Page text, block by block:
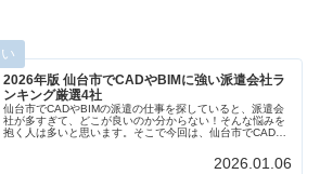
2026年版 仙台市でCADやBIMに強い派遣会社ラ
ンキング厳選4社
仙台市でCADやBIMの派遣の仕事を探していると、派遣会
社が多すぎて、どこが良いのか分からない！そんな悩みを
抱く人は多いと思います。そこで今回は、仙台市でCADや
2026.01.06